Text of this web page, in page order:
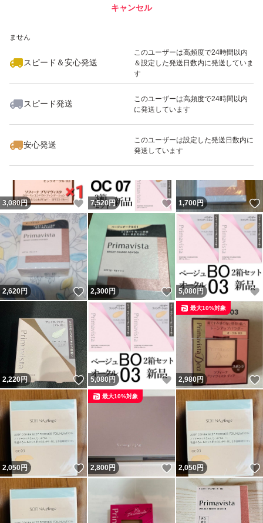
ません
スピード＆安心発送
このユーザーは高頻度で24時間以内
＆設定した発送日数内に発送していま
す
スピード発送
このユーザーは高頻度で24時間以内
に発送しています
安心発送
このユーザーは設定した発送日数内に
発送しています
キャンセル
いいね！
5,060
3,080円 いいね！
7,520円 いいね！
1,700円
2,620円 いいね！
2,300円 いいね！
5,080 円
2,220円 いいね！
5,080 円 いいね！
2,980円
最大10%対象
2,050円 いいね！
2,800円 いいね！
最大10%対象
2,050円